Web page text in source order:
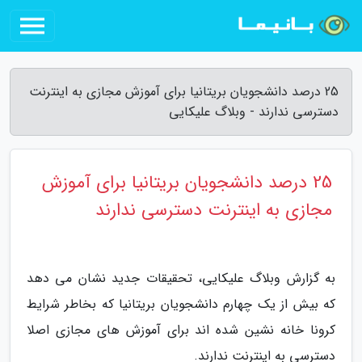
25 درصد دانشجویان بریتانیا برای آموزش مجازی به اینترنت
دسترسی ندارند - وبلاگ علیکایی
25 درصد دانشجویان بریتانیا برای آموزش
مجازی به اینترنت دسترسی ندارند
به گزارش وبلاگ علیکایی، تحقیقات جدید نشان می دهد
که بیش از یک چهارم دانشجویان بریتانیا که بخاطر شرایط
کرونا خانه نشین شده اند برای آموزش های مجازی اصلا
دسترسی به اینترنت ندارند.